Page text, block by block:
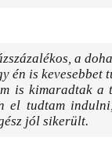
a
én is kevesebbet
is kimaradtak a
el tudtam
jól sikerült.